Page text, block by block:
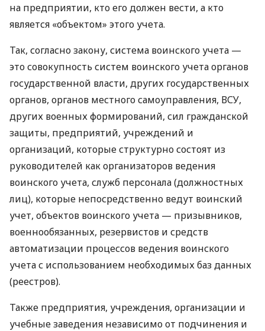
на предприятии, кто его должен вести, а кто
является «объектом» этого учета.
Так, согласно закону, система воинского учета —
это совокупность систем воинского учета органов
государственной власти, других государственных
органов, органов местного самоуправления, ВСУ,
других военных формирований, сил гражданской
защиты, предприятий, учреждений и
организаций, которые структурно состоят из
руководителей как организаторов ведения
воинского учета, служб персонала (должностных
лиц), которые непосредственно ведут воинский
учет, объектов воинского учета — призывников,
военнообязанных, резервистов и средств
автоматизации процессов ведения воинского
учета с использованием необходимых баз данных
(реестров).
Также предприятия, учреждения, организации и
учебные заведения независимо от подчинения и